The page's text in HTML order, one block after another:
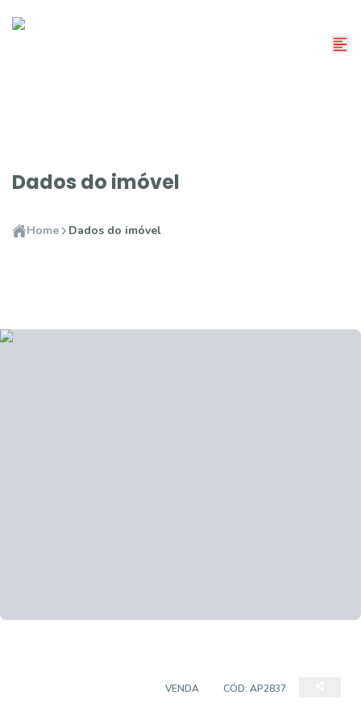
Dados do imóvel
Home Dados do imóvel
VENDA CÓD: AP2837